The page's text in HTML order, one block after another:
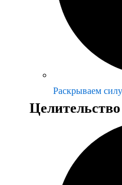
Раскрываем
Целительство